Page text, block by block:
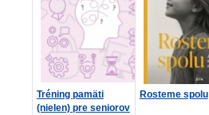
Tréning pamäti
(nielen) pre seniorov
Rosteme spolu